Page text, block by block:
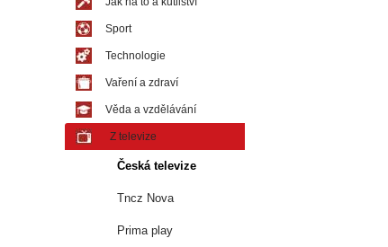
Sport
Technologie
Vaření a zdraví
Věda a vzdělávání
Z televize
Česká televize
Tncz Nova
Prima play